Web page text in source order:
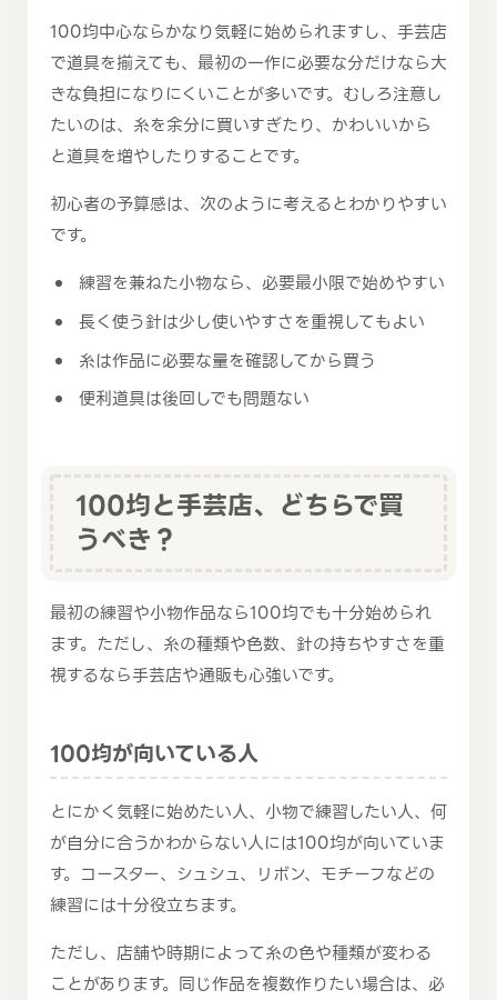
100均中心ならかなり気軽に始められますし、手芸店
で道具を揃えても、最初の一作に必要な分だけなら大
きな負担になりにくいことが多いです。むしろ注意し
たいのは、糸を余分に買いすぎたり、かわいいから
と道具を増やしたりすることです。
初心者の予算感は、次のように考えるとわかりやすい
です。
練習を兼ねた小物なら、必要最小限で始めやすい
長く使う針は少し使いやすさを重視してもよい
糸は作品に必要な量を確認してから買う
便利道具は後回しでも問題ない
100均と手芸店、どちらで買
うべき？
最初の練習や小物作品なら100均でも十分始められ
ます。ただし、糸の種類や色数、針の持ちやすさを重
視するなら手芸店や通販も心強いです。
100均が向いている人
とにかく気軽に始めたい人、小物で練習したい人、何
が自分に合うかわからない人には100均が向いていま
す。コースター、シュシュ、リボン、モチーフなどの
練習には十分役立ちます。
ただし、店舗や時期によって糸の色や種類が変わる
ことがあります。同じ作品を複数作りたい場合は、必